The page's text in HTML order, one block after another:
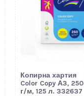
Копирна хартия
Color Copy А3, 250
г/м, 125 л. 332637